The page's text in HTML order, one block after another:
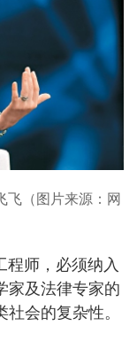
飞（图片来源：网
程师，必须纳入
家及法律专家的
会的复杂性。